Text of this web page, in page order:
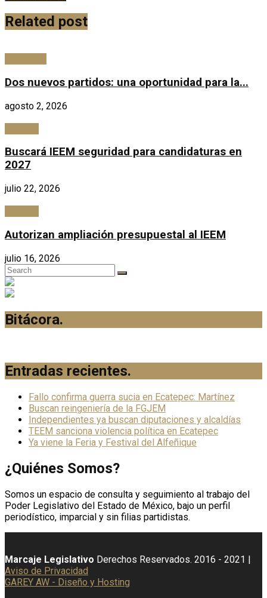
Related post
Dos nuevos partidos: una oportunidad para la...
agosto 2, 2026
Buscará IEEM seguridad para candidaturas en
2027
julio 22, 2026
Autorizan ampliación presupuestal al IEEM
julio 16, 2026
Bitácora.
Entradas recientes.
Fallo confirma guerra sucia en Ecatepec: Martínez
Buscan reingeniería de la FGJEM
Independientes ya buscan diputaciones y alcaldías
TEEM sanciona violencia política en Ecatepec
Ya viene la Feria y Festival del Alfeñique
¿Quiénes Somos?
Somos un espacio de consulta y seguimiento al trabajo del
Poder Legislativo del Estado de México, bajo un perfil
periodístico, imparcial y sin filias partidistas.
Marcaje Legislativo Derechos Reservados. 2016 - 2021 |
Aviso de Privacidad
GAREY AW - Diseño y Hosting